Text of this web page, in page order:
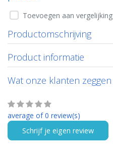
Toevoegen aan vergelijking
Productomschrijving
Product informatie
Wat onze klanten zeggen
average of 0 review(s)
Schrijf je eigen review